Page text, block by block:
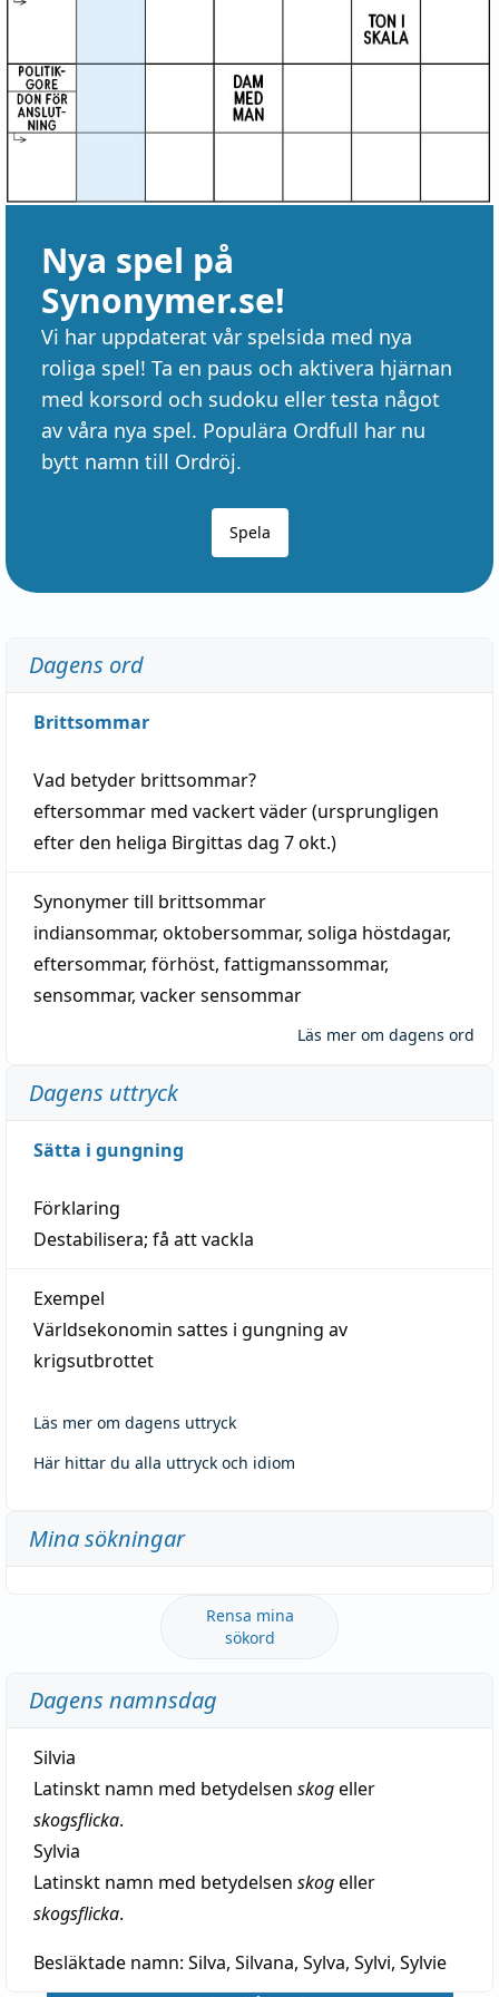
Nya spel på
Synonymer.se!
Vi har uppdaterat vår spelsida med nya
roliga spel! Ta en paus och aktivera hjärnan
med korsord och sudoku eller testa något
av våra nya spel. Populära Ordfull har nu
bytt namn till Ordröj.
Spela
Dagens ord
Brittsommar
Vad betyder brittsommar?
eftersommar med vackertväder(ursprungligen
efter den heliga Birgittas dag 7 okt.)
Synonymer till brittsommar
indiansommar, oktobersommar, soliga höstdagar,
eftersommar, förhöst, fattigmanssommar,
sensommar, vacker sensommar
Läs mer om dagens ord
Dagens uttryck
Sätta i gungning
Förklaring
Destabilisera; få att vackla
Exempel
Världsekonomin sattes i gungning av
krigsutbrottet
Läs mer om dagens uttryck
Här hittar du alla uttryck och idiom
Mina sökningar
Rensa mina
sökord
Dagens namnsdag
Silvia
Latinskt namn med betydelsen skogeller
skogsflicka.
Sylvia
Latinskt namn med betydelsen skogeller
skogsflicka.
Besläktade namn: Silva, Silvana, Sylva, Sylvi, Sylvie